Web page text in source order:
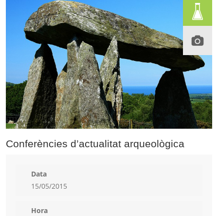
Conferències d’actualitat arqueològica
Data
15/05/2015
Hora